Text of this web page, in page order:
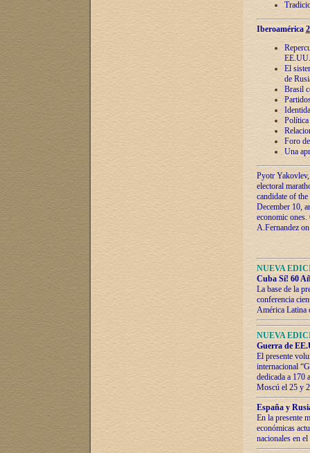
Iberoamérica
EE.UU.
El
de
Brasil
Política
Foro
Una
Pyotr
electoral
candidate of
December 10,
economic
A.Fernandez
NUEVA
Cuba Sí! 60
La base de la
conferencia
América Latina
NUEVA
Guerra de
El presente
internacional
dedicada a 170
Moscú el 25 y
España y
En la presente
económicas
nacionales en